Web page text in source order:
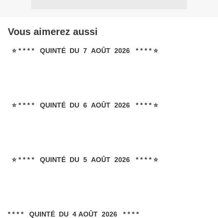
Vous aimerez aussi
⭐ * * * * QUINTÉ DU 7 AOÛT 2026 * * * * ⭐
⭐ * * * * QUINTÉ DU 6 AOÛT 2026 * * * * ⭐
⭐ * * * * QUINTÉ DU 5 AOÛT 2026 * * * * ⭐
* * * * QUINTÉ DU 4 AOÛT 2026 * * * *